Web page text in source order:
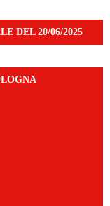
DEL 20/06/2025